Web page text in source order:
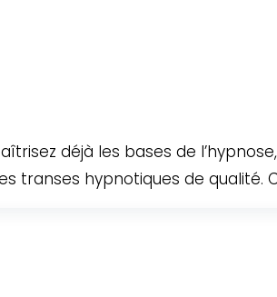
déjà les bases de
hypnotiques de qualité.